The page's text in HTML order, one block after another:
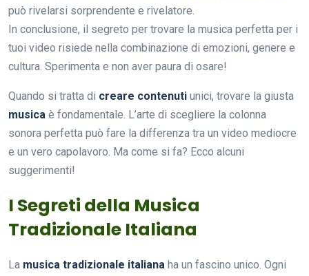
può rivelarsi sorprendente e rivelatore.
In conclusione, il segreto per trovare la musica perfetta per i
tuoi video risiede nella combinazione di emozioni, genere e
cultura. Sperimenta e non aver paura di osare!
Quando si tratta di creare contenuti unici, trovare la giusta
musica è fondamentale. L’arte di scegliere la colonna
sonora perfetta può fare la differenza tra un video mediocre
e un vero capolavoro. Ma come si fa? Ecco alcuni
suggerimenti!
I Segreti della Musica
Tradizionale Italiana
La musica tradizionale italiana ha un fascino unico. Ogni